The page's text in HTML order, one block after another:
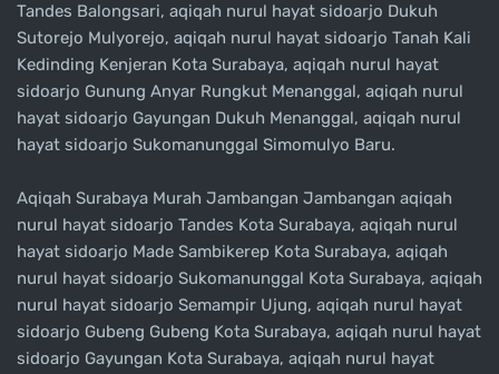
Tandes Balongsari, aqiqah nurul hayat sidoarjo Dukuh
Sutorejo Mulyorejo, aqiqah nurul hayat sidoarjo Tanah Kali
Kedinding Kenjeran Kota Surabaya, aqiqah nurul hayat
sidoarjo Gunung Anyar Rungkut Menanggal, aqiqah nurul
hayat sidoarjo Gayungan Dukuh Menanggal, aqiqah nurul
hayat sidoarjo Sukomanunggal Simomulyo Baru.
Aqiqah Surabaya Murah Jambangan Jambangan aqiqah
nurul hayat sidoarjo Tandes Kota Surabaya, aqiqah nurul
hayat sidoarjo Made Sambikerep Kota Surabaya, aqiqah
nurul hayat sidoarjo Sukomanunggal Kota Surabaya, aqiqah
nurul hayat sidoarjo Semampir Ujung, aqiqah nurul hayat
sidoarjo Gubeng Gubeng Kota Surabaya, aqiqah nurul hayat
sidoarjo Gayungan Kota Surabaya, aqiqah nurul hayat